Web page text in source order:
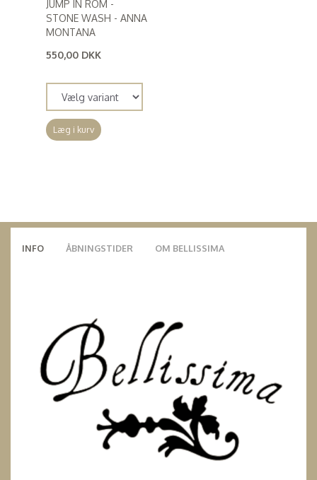
JUMP IN ROM -
STONE WASH - ANNA
MONTANA
550,00 DKK
Læg i kurv
INFO ÅBNINGSTIDER OM BELLISSIMA